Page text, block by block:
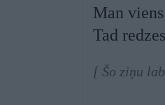
Man
Tad
[ Šo ziņu